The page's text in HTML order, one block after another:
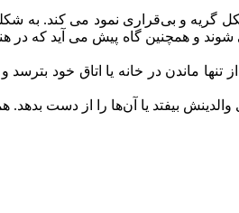
در نوزادان و کودکان نوپا در سنین 6 ماه تا 3 سالگی
و همچنین گاه پیش می آید که در
کودک سن ممکن است از تنها ماندن در خانه یا